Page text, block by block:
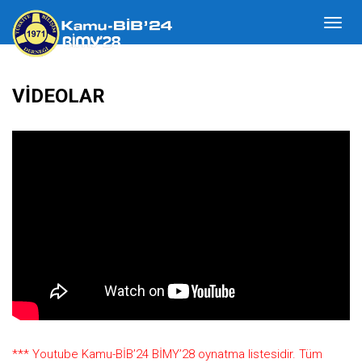
VİDEOLAR
*** Youtube Kamu-BİB’24 BİMY’28 oynatma listesidir. Tüm